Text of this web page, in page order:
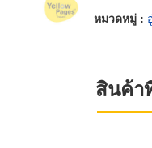
หมวดหมู่ :
สินค้า